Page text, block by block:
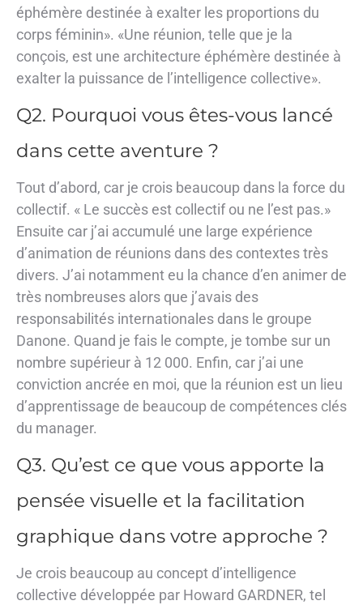
éphémère destinée à exalter les proportions du
corps féminin». «Une réunion, telle que je la
conçois, est une architecture éphémère destinée à
exalter la puissance de l’intelligence collective».
Q2. Pourquoi vous êtes-vous lancé
dans cette aventure ?
Tout d’abord, car je crois beaucoup dans la force du
collectif. « Le succès est collectif ou ne l’est pas.»
Ensuite car j’ai accumulé une large expérience
d’animation de réunions dans des contextes très
divers. J’ai notamment eu la chance d’en animer de
très nombreuses alors que j’avais des
responsabilités internationales dans le groupe
Danone. Quand je fais le compte, je tombe sur un
nombre supérieur à 12 000. Enfin, car j’ai une
conviction ancrée en moi, que la réunion est un lieu
d’apprentissage de beaucoup de compétences clés
du manager.
Q3. Qu’est ce que vous apporte la
pensée visuelle et la facilitation
graphique dans votre approche ?
Je crois beaucoup au concept d’intelligence
collective développée par Howard GARDNER, tel